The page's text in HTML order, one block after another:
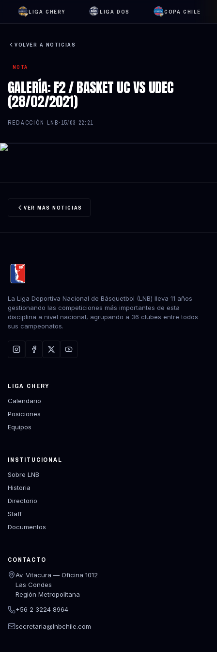
LIGA CHERY LIGA DOS COPA CHILE
VOLVER A NOTICIAS
NOTA
GALERÍA: F2 / BASKET UC VS UDEC
(28/02/2021)
REDACCIÓN LNB· 15/03 22:21
VER MÁS NOTICIAS
La Liga Deportiva Nacional de Básquetbol (LNB) lleva 11 años
gestionando las competiciones más importantes de esta
disciplina a nivel nacional, agrupando a 36 clubes entre todos
sus campeonatos.
LIGA CHERY
Calendario
Posiciones
Equipos
INSTITUCIONAL
Sobre LNB
Historia
Directorio
Staff
Documentos
CONTACTO
Av. Vitacura — Oficina 1012
Las Condes
Región Metropolitana
+56 2 3224 8964
secretaria@lnbchile.com